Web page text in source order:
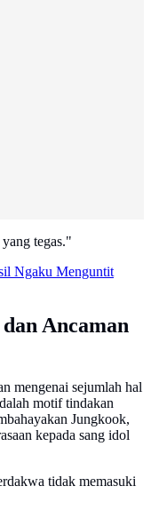
tegas."
Ngaku Menguntit
Ancaman
mengenai sejumlah hal
motif tindakan
Jungkook,
kepada sang idol
tidak memasuki